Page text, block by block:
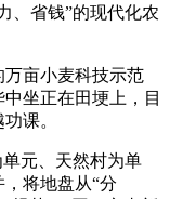
、省钱”的现代化农
亩小麦科技示范
坐正在田埂上，目
课。
元、天然村为单
将地盘从“分